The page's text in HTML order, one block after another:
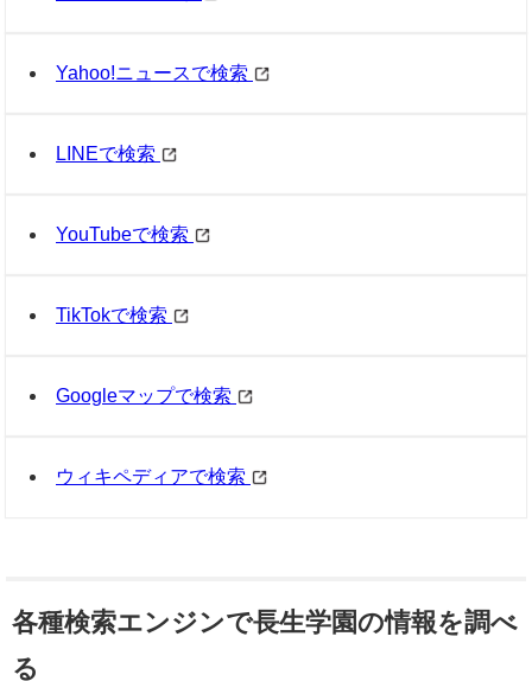
Yahoo!ニュースで検索
LINEで検索
YouTubeで検索
TikTokで検索
Googleマップで検索
ウィキペディアで検索
各種検索エンジンで長生学園の情報を調べ
る